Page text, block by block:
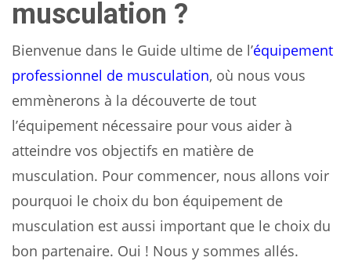
musculation ?
Bienvenue dans le Guide ultime de l’équipement
professionnel de musculation, où nous vous
emmènerons à la découverte de tout
l’équipement nécessaire pour vous aider à
atteindre vos objectifs en matière de
musculation. Pour commencer, nous allons voir
pourquoi le choix du bon équipement de
musculation est aussi important que le choix du
bon partenaire. Oui ! Nous y sommes allés.